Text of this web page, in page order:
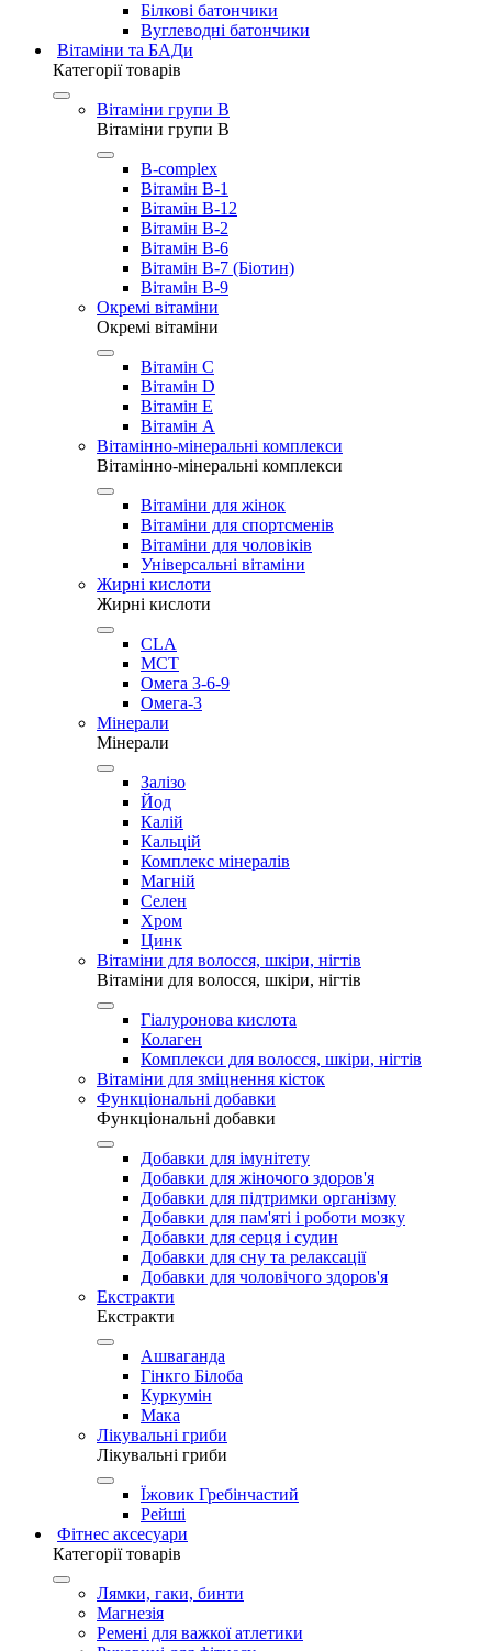
Білкові батончики
Вуглеводні батончики
Вітаміни та БАДи
Категорії товарів
Вітаміни групи B
Вітаміни групи B
B-complex
Вітамін B-1
Вітамін B-12
Вітамін B-2
Вітамін B-6
Вітамін B-7 (Біотин)
Вітамін B-9
Окремі вітаміни
Окремі вітаміни
Вітамін C
Вітамін D
Вітамін E
Вітамін А
Вітамінно-мінеральні комплекси
Вітамінно-мінеральні комплекси
Вітаміни для жінок
Вітаміни для спортсменів
Вітаміни для чоловіків
Універсальні вітаміни
Жирні кислоти
Жирні кислоти
CLA
MCT
Омега 3-6-9
Омега-3
Мінерали
Мінерали
Залізо
Йод
Калій
Кальцій
Комплекс мінералів
Магній
Селен
Хром
Цинк
Вітаміни для волосся, шкіри, нігтів
Вітаміни для волосся, шкіри, нігтів
Гіалуронова кислота
Колаген
Комплекси для волосся, шкіри, нігтів
Вітаміни для зміцнення кісток
Функціональні добавки
Функціональні добавки
Добавки для імунітету
Добавки для жіночого здоров'я
Добавки для підтримки організму
Добавки для пам'яті і роботи мозку
Добавки для серця і судин
Добавки для сну та релаксації
Добавки для чоловічого здоров'я
Екстракти
Екстракти
Ашваганда
Гінкго Білоба
Куркумін
Мака
Лікувальні гриби
Лікувальні гриби
Їжовик Гребінчастий
Рейші
Фітнес аксесуари
Категорії товарів
Лямки, гаки, бинти
Магнезія
Ремені для важкої атлетики